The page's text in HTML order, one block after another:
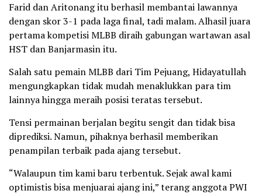
Farid dan Aritonang itu berhasil membantai lawannya
dengan skor 3-1 pada laga final, tadi malam. Alhasil juara
pertama kompetisi MLBB diraih gabungan wartawan asal
HST dan Banjarmasin itu.
Salah satu pemain MLBB dari Tim Pejuang, Hidayatullah
mengungkapkan tidak mudah menaklukkan para tim
lainnya hingga meraih posisi teratas tersebut.
Tensi permainan berjalan begitu sengit dan tidak bisa
diprediksi. Namun, pihaknya berhasil memberikan
penampilan terbaik pada ajang tersebut.
“Walaupun tim kami baru terbentuk. Sejak awal kami
optimistis bisa menjuarai ajang ini,” terang anggota PWI